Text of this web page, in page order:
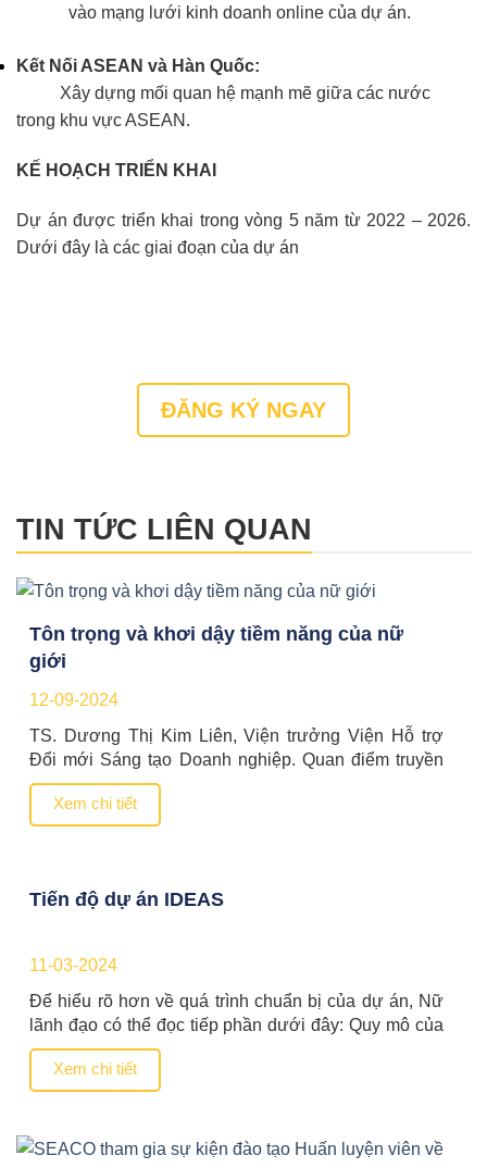
vào mạng lưới kinh doanh online của dự án.
Kết Nối ASEAN và Hàn Quốc:
Xây dựng mối quan hệ mạnh mẽ giữa các nước
trong khu vực ASEAN.
KẾ HOẠCH TRIỂN KHAI
Dự án được triển khai trong vòng 5 năm từ 2022 – 2026.
Dưới đây là các giai đoạn của dự án
ĐĂNG KÝ NGAY
TIN TỨC LIÊN QUAN
Tôn trọng và khơi dậy tiềm năng của nữ
giới
12-09-2024
TS. Dương Thị Kim Liên, Viện trưởng Viện Hỗ trợ
Đổi mới Sáng tạo Doanh nghiệp. Quan điểm truyền
thống về việc nữ giới phù hợp hơn với vai trò chăm
sóc gia đình, nuôi dạy con cái so với việc phấn đấu
sự nghiệp là một quan niệm cần được thay đổi.
Xem chi tiết
Tiến độ dự án IDEAS
11-03-2024
Để hiểu rõ hơn về quá trình chuẩn bị của dự án, Nữ
lãnh đạo có thể đọc tiếp phần dưới đây: Quy mô của
dự án sẽ trải rộng trên 10 quốc gia Đông Nam Á.
Cũng chính vì vậy, giai đoạn chuẩn bị là vô cùng
quan trọng. Cuộc họp đầu tiên giữa […]
Xem chi tiết